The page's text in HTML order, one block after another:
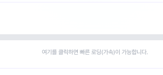
여기를 클릭하면 빠른 로딩(가속)이 가능합니다.